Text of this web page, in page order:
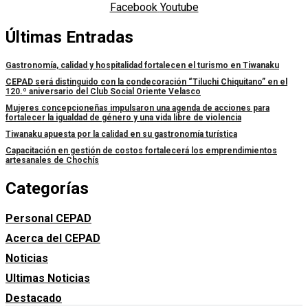
Facebook Youtube
Últimas Entradas
Gastronomía, calidad y hospitalidad fortalecen el turismo en Tiwanaku
CEPAD será distinguido con la condecoración “Tiluchi Chiquitano” en el
120.º aniversario del Club Social Oriente Velasco
Mujeres concepcioneñas impulsaron una agenda de acciones para
fortalecer la igualdad de género y una vida libre de violencia
Tiwanaku apuesta por la calidad en su gastronomía turística
Capacitación en gestión de costos fortalecerá los emprendimientos
artesanales de Chochís
Categorías
Personal CEPAD
Acerca del CEPAD
Noticias
Ultimas Noticias
Destacado